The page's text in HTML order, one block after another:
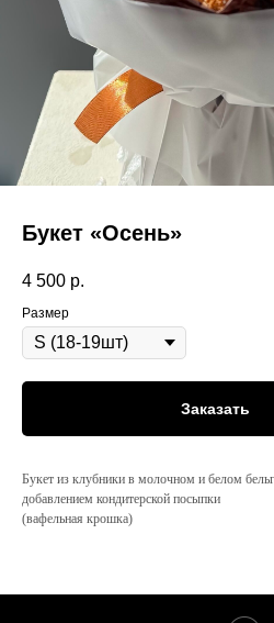
Букет «Осень»
4 500 р.
Размер
Заказать
Букет из клубники в молочном и белом
добавлением кондитерской посыпки
(вафельная крошка)